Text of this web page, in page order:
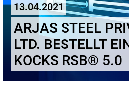
13.04.2021
ARJAS STEEL
LTD. BESTELLT
KOCKS RSB® 5.0